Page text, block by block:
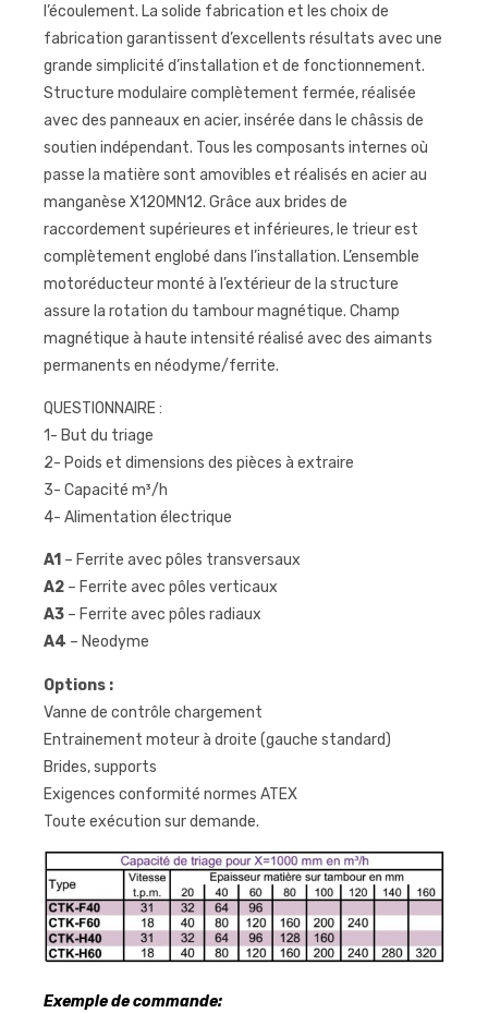
l’écoulement. La solide fabrication et les choix de
fabrication garantissent d’excellents résultats avec une
grande simplicité d’installation et de fonctionnement.
Structure modulaire complètement fermée, réalisée
avec des panneaux en acier, insérée dans le châssis de
soutien indépendant. Tous les composants internes où
passe la matière sont amovibles et réalisés en acier au
manganèse X120MN12. Grâce aux brides de
raccordement supérieures et inférieures, le trieur est
complètement englobé dans l’installation. L’ensemble
motoréducteur monté à l’extérieur de la structure
assure la rotation du tambour magnétique. Champ
magnétique à haute intensité réalisé avec des aimants
permanents en néodyme/ferrite.
QUESTIONNAIRE :
1- But du triage
2- Poids et dimensions des pièces à extraire
3- Capacité m³/h
4- Alimentation électrique
A1 – Ferrite avec pôles transversaux
A2 – Ferrite avec pôles verticaux
A3 – Ferrite avec pôles radiaux
A4 – Neodyme
Options :
Vanne de contrôle chargement
Entrainement moteur à droite (gauche standard)
Brides, supports
Exigences conformité normes ATEX
Toute exécution sur demande.
Exemple de commande: